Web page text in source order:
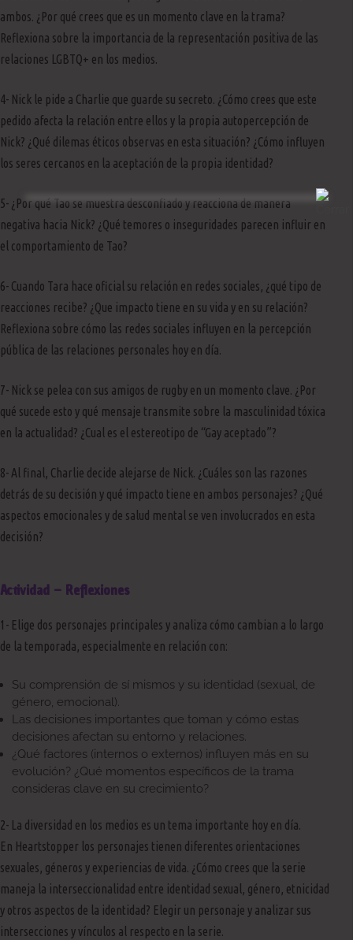
ambos. ¿Por qué crees que es un momento clave en la trama?
Reflexiona sobre la importancia de la representación positiva de las
relaciones LGBTQ+ en los medios.
4- Nick le pide a Charlie que guarde su secreto. ¿Cómo crees que este
pedido afecta la relación entre ellos y la propia autopercepción de
Nick? ¿Qué dilemas éticos observas en esta situación? ¿Cómo influyen
los seres cercanos en la aceptación de la propia identidad?
5- ¿Por qué Tao se muestra desconfiado y reacciona de manera
negativa hacia Nick? ¿Qué temores o inseguridades parecen influir en
el comportamiento de Tao?
6- Cuando Tara hace oficial su relación en redes sociales, ¿qué tipo de
reacciones recibe? ¿Que impacto tiene en su vida y en su relación?
Reflexiona sobre cómo las redes sociales influyen en la percepción
pública de las relaciones personales hoy en día.
7- Nick se pelea con sus amigos de rugby en un momento clave. ¿Por
qué sucede esto y qué mensaje transmite sobre la masculinidad tóxica
en la actualidad? ¿Cual es el estereotipo de “Gay aceptado”?
8- Al final, Charlie decide alejarse de Nick. ¿Cuáles son las razones
detrás de su decisión y qué impacto tiene en ambos personajes? ¿Qué
aspectos emocionales y de salud mental se ven involucrados en esta
decisión?
Actividad – Reflexiones
1- Elige dos personajes principales y analiza cómo cambian a lo largo
de la temporada, especialmente en relación con:
Su comprensión de sí mismos y su identidad (sexual, de
género, emocional).
Las decisiones importantes que toman y cómo estas
decisiones afectan su entorno y relaciones.
¿Qué factores (internos o externos) influyen más en su
evolución? ¿Qué momentos específicos de la trama
consideras clave en su crecimiento?
2- La diversidad en los medios es un tema importante hoy en día.
En Heartstopper los personajes tienen diferentes orientaciones
sexuales, géneros y experiencias de vida. ¿Cómo crees que la serie
maneja la interseccionalidad entre identidad sexual, género, etnicidad
y otros aspectos de la identidad? Elegir un personaje y analizar sus
intersecciones y vínculos al respecto en la serie.